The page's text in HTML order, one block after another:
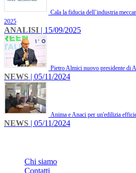
Cala la fiducia dell’industria
2025
ANALISI | 15/09/2025
Pietro Almici nuovo presidente di
NEWS | 05/11/2024
Anima e Anaci per un'edilizia
NEWS | 05/11/2024
Chi siamo
Contatti